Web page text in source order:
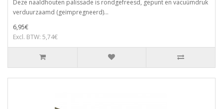
Deze naaldhouten palissade is rondgefreesd, gepunt en vacuümdruk
verduurzaamd (geïmpregneerd)...
6,95€
Excl. BTW: 5,74€